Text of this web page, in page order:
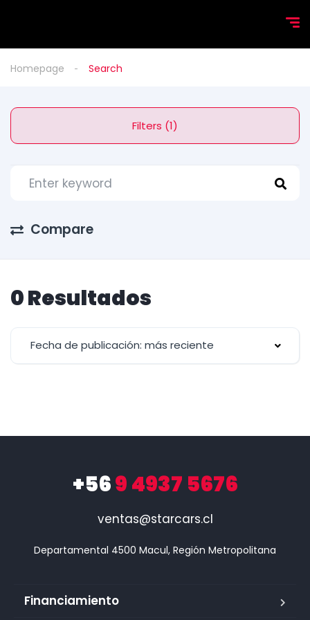
Homepage Search
Filters (1)
Compare
0 Resultados
Fecha de publicación: más reciente
+569 4937 5676
ventas@starcars.cl
Financiamiento